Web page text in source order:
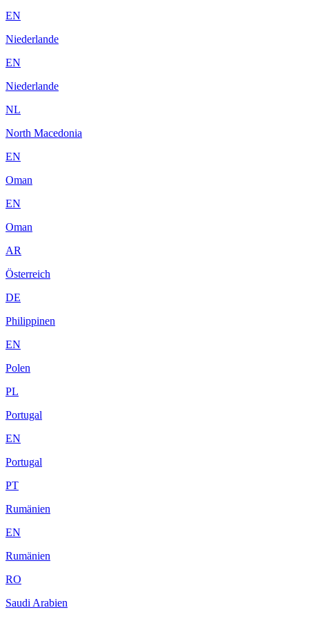
EN
Niederlande
EN
Niederlande
NL
North Macedonia
EN
Oman
EN
Oman
AR
Österreich
DE
Philippinen
EN
Polen
PL
Portugal
EN
Portugal
PT
Rumänien
EN
Rumänien
RO
Saudi Arabien